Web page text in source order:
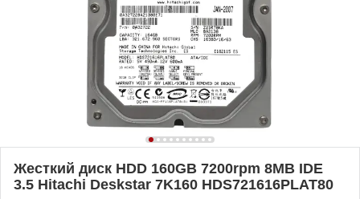
Жесткий диск HDD 160GB 7200rpm 8MB IDE
3.5 Hitachi Deskstar 7K160 HDS721616PLAT80